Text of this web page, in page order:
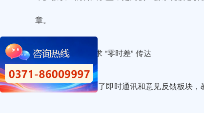
章。
1、便捷沟通，诉求 “零时差” 传达
高校工会系统搭建了即时通讯和意见反馈板块，